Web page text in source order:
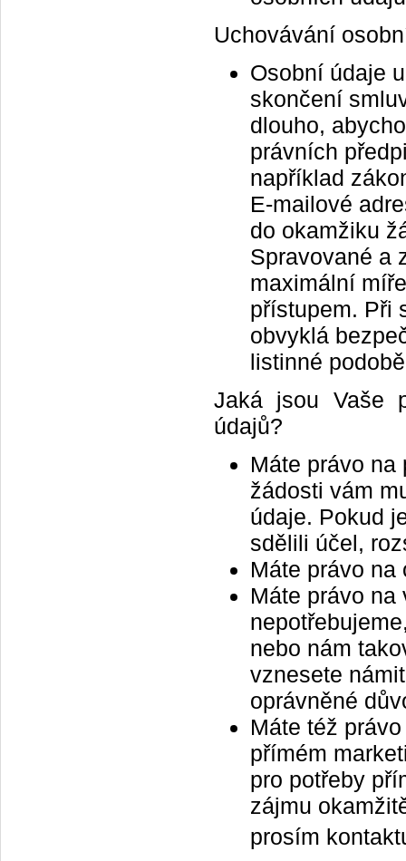
Uchovávání
Osobní údaje
skončení
dlouho,
právních
například
E-mailové
do okamžiku
Spravované a
maximální
přístupem. Při
obvyklá
listinné
Jaká jsou Vaše
údajů?
Máte právo
žádosti vám
údaje. Pokud
sdělili účel,
Máte právo
Máte právo
nebo nám
vznesete
oprávněné
Máte též
přímém
pro potřeby
zájmu
prosím